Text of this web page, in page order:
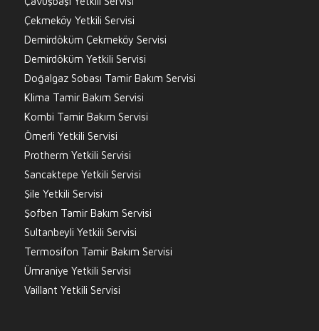
Çekmeköy Yetkili Servisi
Demirdöküm Çekmeköy Servisi
Demirdöküm Yetkili Servisi
Doğalgaz Sobası Tamir Bakım Servisi
Klima Tamir Bakım Servisi
Kombi Tamir Bakım Servisi
Ömerli Yetkili Servisi
Protherm Yetkili Servisi
Sancaktepe Yetkili Servisi
Şile Yetkili Servisi
Şofben Tamir Bakım Servisi
Sultanbeyli Yetkili Servisi
Termosifon Tamir Bakım Servisi
Ümraniye Yetkili Servisi
Vaillant Yetkili Servisi